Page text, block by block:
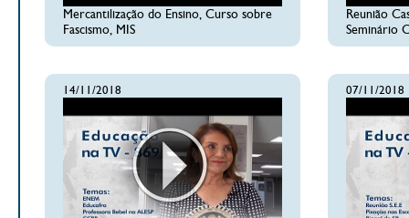
Mercantilização do Ensino, Curso sobre
Fascismo, MIS
Reunião
Seminário
14/11/2018 07/11/2018